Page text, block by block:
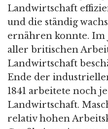
Landwirtschaft
und die ständig
ernähren konnte. Im
aller britischen
Landwirtschaft
Ende der
1841 arbeitete noch
Landwirtschaft.
relativ hohen